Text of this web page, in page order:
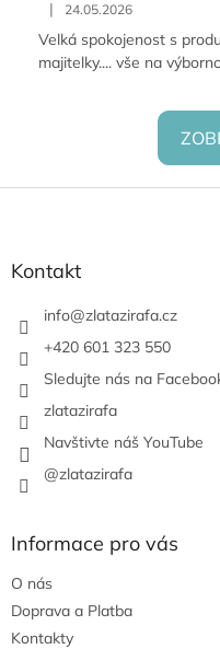
| 24.05.2026
Velká spokojenost s
majitelky.... vše na
Z
Kontakt
info@zlatazirafa.cz
+420 601 323 550
Sledujte nás na
zlatazirafa
Navštivte náš YouTube
@zlatazirafa
Informace pro vás
O nás
Doprava a Platba
Kontakty